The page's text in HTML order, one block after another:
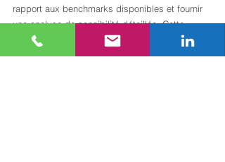
rapport aux benchmarks disponibles et fournir
une analyse de sensibilité détaillée. Cette
exigence peut représenter un surcoût
opérationnel de 20 à 40 % par rapport à une